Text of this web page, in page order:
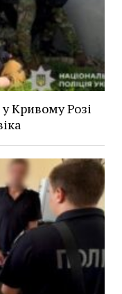
Кривому Розі